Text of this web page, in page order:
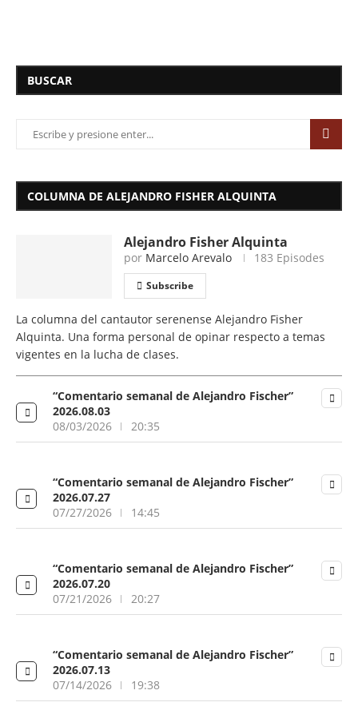
BUSCAR
COLUMNA DE ALEJANDRO FISHER ALQUINTA
Alejandro Fisher Alquinta
por Marcelo Arevalo 183 Episodes
Subscribe
La columna del cantautor serenense Alejandro Fisher
Alquinta. Una forma personal de opinar respecto a temas
vigentes en la lucha de clases.
“Comentario semanal de Alejandro Fischer”
2026.08.03
08/03/2026
20:35
“Comentario semanal de Alejandro Fischer”
2026.07.27
07/27/2026
14:45
“Comentario semanal de Alejandro Fischer”
2026.07.20
07/21/2026
20:27
“Comentario semanal de Alejandro Fischer”
2026.07.13
07/14/2026
19:38